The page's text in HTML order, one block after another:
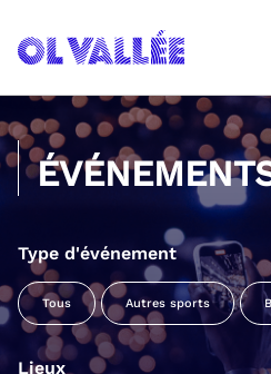
Type d'événement
Tous Autres sports
Lieux